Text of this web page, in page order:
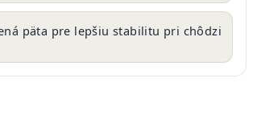
päta pre lepšiu stabilitu pri chôdzi